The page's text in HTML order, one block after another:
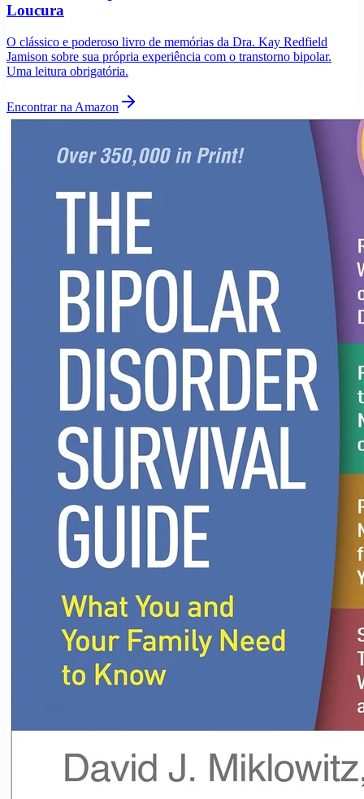
Loucura
O clássico e poderoso livro de memórias da Dra. Kay Redfield
Jamison sobre sua própria experiência com o transtorno bipolar.
Uma leitura obrigatória.
Encontrar na Amazon